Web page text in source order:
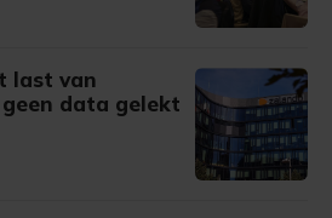
last van
data gelekt